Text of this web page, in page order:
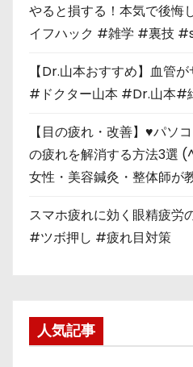
やると損する！本気で後悔
イフハック #雑学 #裏技
【Dr.山本おすすめ】血管
#ドクター山本 #Dr.山本#
【目の疲れ・改善】♥パソ
の疲れを解消する方法3選
女性・美容鍼灸・整体師が
スマホ疲れに効く眼精疲労
#ツボ押し #疲れ目対策
人気記事